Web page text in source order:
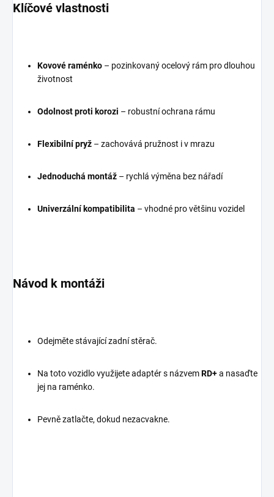
Klíčové vlastnosti
Kovové raménko – pozinkovaný ocelový rám pro dlouhou
životnost
Odolnost proti korozi – robustní ochrana rámu
Flexibilní pryž – zachovává pružnost i v mrazu
Jednoduchá montáž – rychlá výměna bez nářadí
Univerzální kompatibilita – vhodné pro většinu vozidel
Návod k montáži
Odejměte stávající zadní stěrač.
Na toto vozidlo využijete adaptér s názvemRD+a nasaďte
jej na raménko.
Pevně zatlačte, dokud nezacvakne.